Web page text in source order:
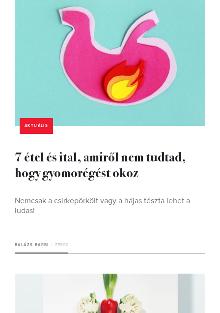
AKTUÁLIS
7 étel és ital, amiről nem tudtad,
hogy gyomorégést okoz
Nemcsak a csirkepörkölt vagy a hájas tészta lehet a
ludas!
BALÁZS BARBI 7 PERC